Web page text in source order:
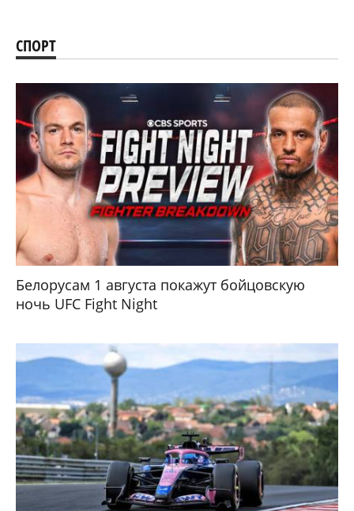
СПОРТ
Белорусам 1 августа покажут бойцовскую
ночь UFC Fight Night